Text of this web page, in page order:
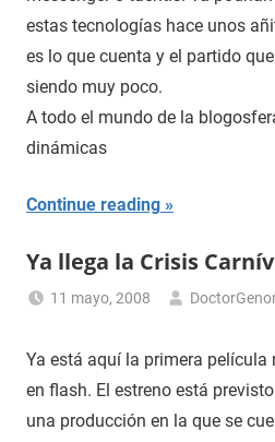
estas tecnologías hace unos
es lo que cuenta y el partido
siendo muy poco.
A todo el mundo de la
dinámicas
Continue reading
Ya llega la Crisis
11 mayo, 2008
Ya está aquí la primera
en flash. El estreno está
una producción en la que se